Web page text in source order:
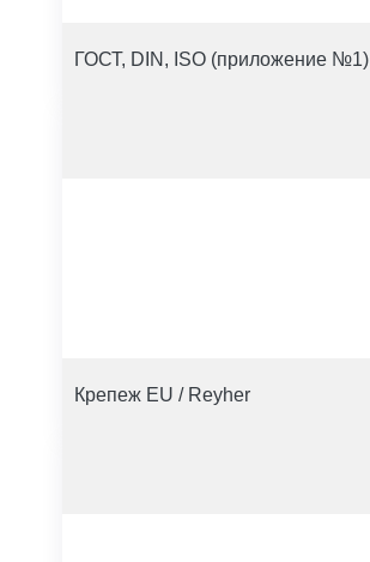
ГОСТ, DIN, ISO (приложение №1)
Крепеж EU / Reyher